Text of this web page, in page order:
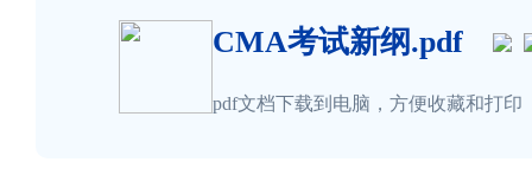
CMA考试新纲.pdf
pdf文档下载到电脑，方便收藏和打印